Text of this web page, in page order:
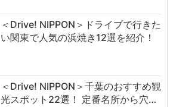
＜Drive! NIPPON＞ドライブで行きた
い関東で人気の浜焼き12選を紹介！
＜Drive! NIPPON＞千葉のおすすめ観
光スポット22選！ 定番名所から穴…